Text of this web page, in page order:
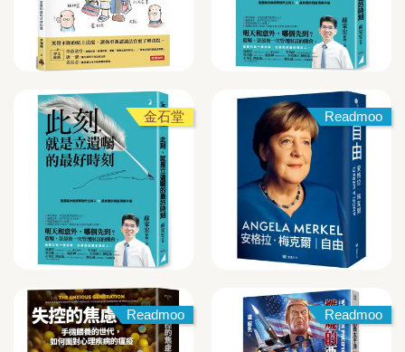
金石堂 Readmoo
Readmoo Readmoo